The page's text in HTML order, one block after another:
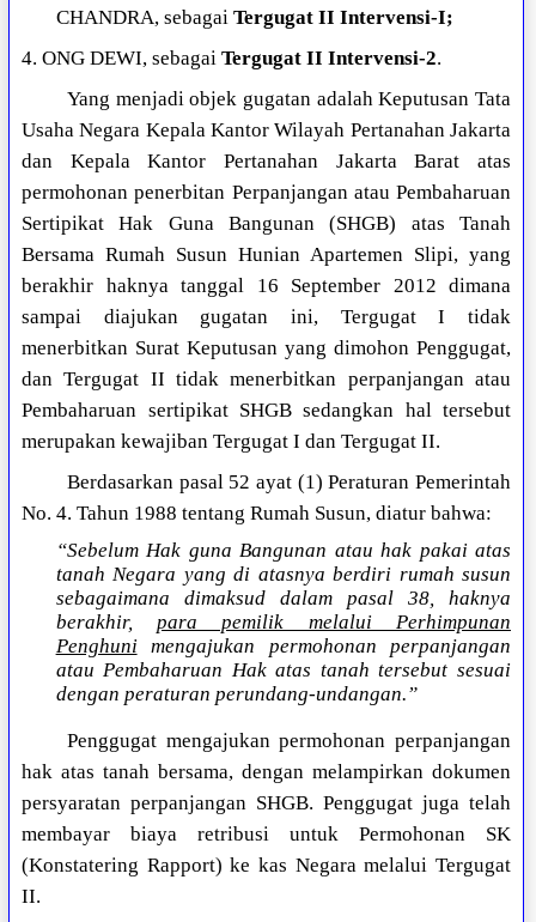
CHANDRA, sebagai Tergugat II Intervensi-I;
4. ONG DEWI, sebagaiTergugat II Intervensi-2.
Yang menjadi objek gugatan adalah Keputusan Tata
Usaha Negara Kepala Kantor Wilayah Pertanahan Jakarta
dan Kepala Kantor Pertanahan Jakarta Barat atas
permohonan penerbitan Perpanjangan atau Pembaharuan
Sertipikat Hak Guna Bangunan (SHGB) atas Tanah
Bersama Rumah Susun Hunian Apartemen Slipi, yang
berakhir haknya tanggal 16 September 2012 dimana
sampai diajukan gugatan ini, Tergugat I tidak
menerbitkan Surat Keputusan yang dimohon Penggugat,
dan Tergugat II tidak menerbitkan perpanjangan atau
Pembaharuan sertipikat SHGB sedangkan hal tersebut
merupakan kewajiban Tergugat I dan Tergugat II.
Berdasarkan pasal 52 ayat (1) Peraturan Pemerintah
No. 4. Tahun 1988 tentang Rumah Susun, diatur bahwa:
“Sebelum Hak guna Bangunan atau hak pakai atas
tanah Negara yang di atasnya berdiri rumah susun
sebagaimana dimaksud dalam pasal 38, haknya
berakhir, para pemilik melalui Perhimpunan
Penghuni mengajukan permohonan perpanjangan
atau Pembaharuan Hak atas tanah tersebut sesuai
dengan peraturan perundang-undangan.”
Penggugat mengajukan permohonan perpanjangan
hak atas tanah bersama, dengan melampirkan dokumen
persyaratan perpanjangan SHGB. Penggugat juga telah
membayar biaya retribusi untuk Permohonan SK
(Konstatering Rapport) ke kas Negara melalui Tergugat
II.